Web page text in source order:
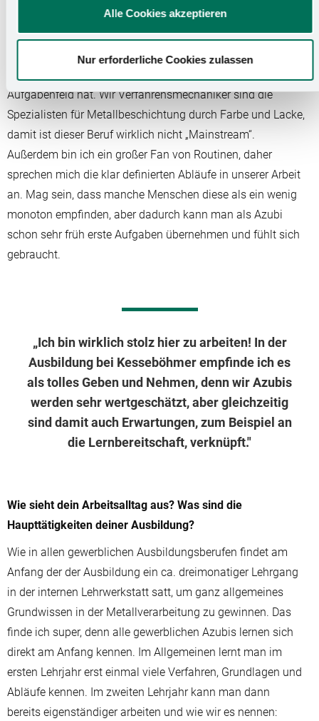
Alle Cookies akzeptieren
Nur erforderliche Cookies zulassen
Was begeistert dich an deinem Ausbildungsberuf?
Eben dass er so besonders ist! Zum Beispiel ist mir
persönlich der Beruf des Industriemechanikers zu
Aufgabenfeld hat. Wir Verfahrensmechaniker sind die
Spezialisten für Metallbeschichtung durch Farbe und Lacke,
damit ist dieser Beruf wirklich nicht „Mainstream“.
Außerdem bin ich ein großer Fan von Routinen, daher
sprechen mich die klar definierten Abläufe in unserer Arbeit
an. Mag sein, dass manche Menschen diese als ein wenig
monoton empfinden, aber dadurch kann man als Azubi
schon sehr früh erste Aufgaben übernehmen und fühlt sich
gebraucht.
„Ich bin wirklich stolz hier zu arbeiten! In der
Ausbildung bei Kesseböhmer empfinde ich es
als tolles Geben und Nehmen, denn wir Azubis
werden sehr wertgeschätzt, aber gleichzeitig
sind damit auch Erwartungen, zum Beispiel an
die Lernbereitschaft, verknüpft."
Wie sieht dein Arbeitsalltag aus? Was sind die
Haupttätigkeiten deiner Ausbildung?
Wie in allen gewerblichen Ausbildungsberufen findet am
Anfang der der Ausbildung ein ca. dreimonatiger Lehrgang
in der internen Lehrwerkstatt satt, um ganz allgemeines
Grundwissen in der Metallverarbeitung zu gewinnen. Das
finde ich super, denn alle gewerblichen Azubis lernen sich
direkt am Anfang kennen. Im Allgemeinen lernt man im
ersten Lehrjahr erst einmal viele Verfahren, Grundlagen und
Abläufe kennen. Im zweiten Lehrjahr kann man dann
bereits eigenständiger arbeiten und wie wir es nennen: